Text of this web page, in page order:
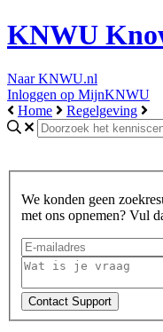
KNWU
Naar KNWU.nl
Inloggen op MijnKNWU
Home
Regelgeving
We konden geen
met ons opnemen? Vul